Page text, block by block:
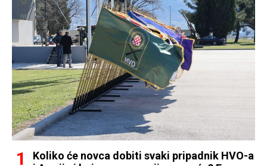
Koliko će novca dobiti svaki pripadnik HVO-a